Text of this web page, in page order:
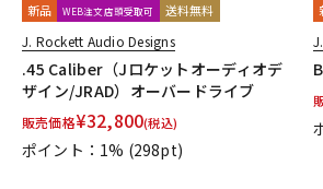
新品 WEB注文店頭受取可 送料無料
J. Rockett Audio Designs
.45 Caliber（Jロケットオーディオデ
ザイン/JRAD）オーバードライブ
販売価格¥32,800(税込)
ポイント：1% (298pt)